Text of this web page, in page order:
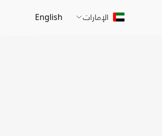
الإمارات English